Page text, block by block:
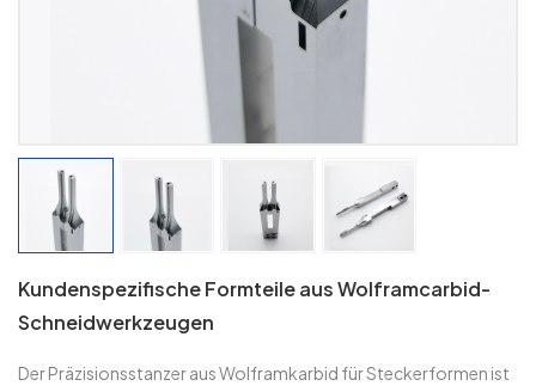
Kundenspezifische Formteile aus Wolframcarbid-
Schneidwerkzeugen
Der Präzisionsstanzer aus Wolframkarbid für Steckerformen ist